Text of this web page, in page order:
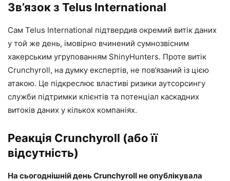
Зв’язок з Telus International
Сам Telus International підтвердив окремий витік даних
у той же день, імовірно вчинений сумнозвісним
хакерським угрупованням ShinyHunters. Проте витік
Crunchyroll, на думку експертів, не пов’язаний із цією
атакою. Це підкреслює властиві ризики аутсорсингу
служби підтримки клієнтів та потенціал каскадних
витоків даних у кількох компаніях.
Реакція Crunchyroll (або її
відсутність)
На сьогоднішній день Crunchyroll не опублікувала